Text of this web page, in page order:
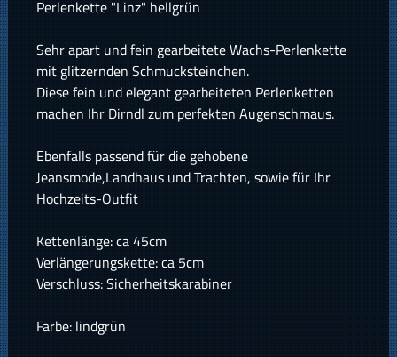
Perlenkette "Linz" hellgrün
Sehr apart und fein gearbeitete Wachs-Perlenkette
mit glitzernden Schmucksteinchen.
Diese fein und elegant gearbeiteten Perlenketten
machen Ihr Dirndl zum perfekten Augenschmaus.
Ebenfalls passend für die gehobene
Jeansmode,Landhaus und Trachten, sowie für Ihr
Hochzeits-Outfit
Kettenlänge: ca 45cm
Verlängerungskette: ca 5cm
Verschluss: Sicherheitskarabiner
Farbe: lindgrün